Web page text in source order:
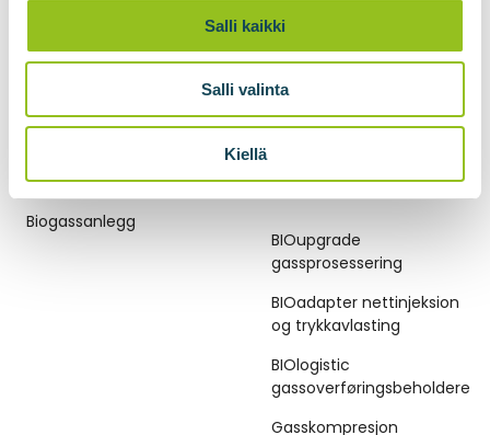
Salli kaikki
Salli valinta
Kiellä
BIOGASSANLEGG
Biogassanlegg
BIOupgrade
gassprosessering
BIOadapter nettinjeksion
og trykkavlasting
BIOlogistic
gassoverføringsbeholdere
Gasskompresjon